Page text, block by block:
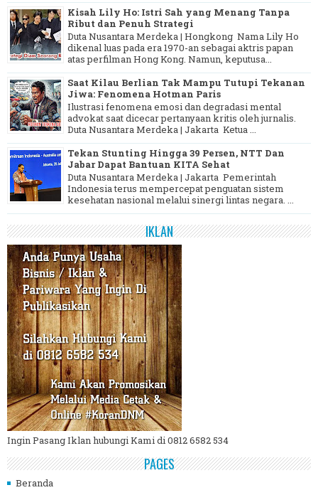
Kisah Lily Ho: Istri Sah yang Menang Tanpa
Ribut dan Penuh Strategi
Duta Nusantara Merdeka | Hongkong Nama Lily Ho
dikenal luas pada era 1970-an sebagai aktris papan
atas perfilman Hong Kong. Namun, keputusa...
Saat Kilau Berlian Tak Mampu Tutupi Tekanan
Jiwa: Fenomena Hotman Paris
Ilustrasi fenomena emosi dan degradasi mental
advokat saat dicecar pertanyaan kritis oleh jurnalis.
Duta Nusantara Merdeka | Jakarta Ketua ...
Tekan Stunting Hingga 39 Persen, NTT Dan
Jabar Dapat Bantuan KITA Sehat
Duta Nusantara Merdeka | Jakarta Pemerintah
Indonesia terus mempercepat penguatan sistem
kesehatan nasional melalui sinergi lintas negara. ...
IKLAN
Ingin Pasang Iklan hubungi Kami di 0812 6582 534
PAGES
Beranda